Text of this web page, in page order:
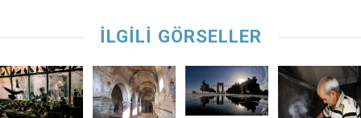
İLGİLİ GÖRSELLER